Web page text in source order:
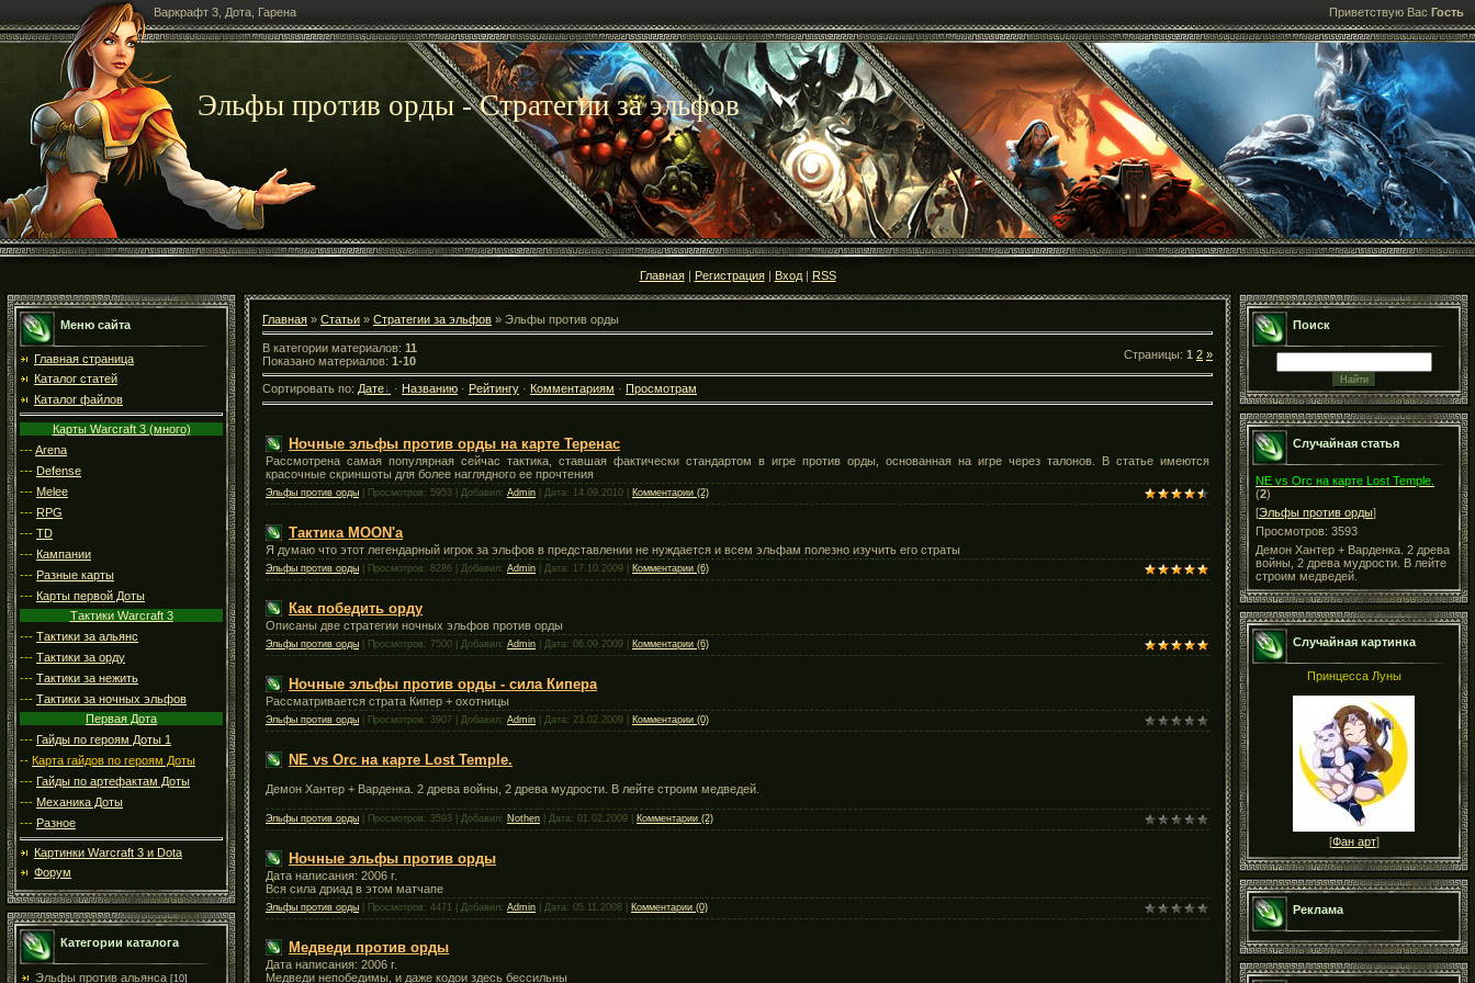
Варкрафт 3, Дота, Гарена Приветствую Вас Гость
Эльфы против орды - Стратегии за эльфов
Главная| Регистрация| Вход| RSS
Меню сайта
Главная страница
Каталог статей
Каталог файлов
Карты Warcraft 3 (много)
---Arena
--- Defense
--- Melee
--- RPG
--- TD
--- Кампании
--- Разные карты
--- Карты первой Доты
Тактики Warcraft 3
--- Тактики за альянс
--- Тактики за орду
--- Тактики за нежить
--- Тактики за ночных эльфов
Первая Дота
--- Гайды по героям Доты 1
-- Карта гайдов по героям Доты
--- Гайды по артефактам Доты
--- Механика Доты
--- Разное
Картинки Warcraft 3 и Dota
Форум
Категории каталога
Эльфы против альянса [10]
Главная » Статьи » Стратегии за эльфов » Эльфы против орды
В категории материалов: 11
Показано материалов: 1-10 Страницы: 1 2 »
Сортировать по: Дате · Названию · Рейтингу · Комментариям · Просмотрам
Ночные эльфы против орды на карте Теренас
Рассмотрена самая популярная сейчас тактика, ставшая фактически стандартом в игре против орды, основанная на игре через талонов. В статье имеются
красочные скриншоты для более наглядного ее прочтения
Эльфы против орды | Просмотров: 5953 | Добавил: Admin | Дата: 14.09.2010 Комментарии (2)
Тактика MOON'а
Я думаю что этот легендарный игрок за эльфов в представлении не нуждается и всем эльфам полезно изучить его страты
Эльфы против орды | Просмотров: 8286 | Добавил: Admin | Дата: 17.10.2009 Комментарии (6)
Как победить орду
Описаны две стратегии ночных эльфов против орды
Эльфы против орды | Просмотров: 7500 | Добавил: Admin | Дата: 06.09.2009 Комментарии (6)
Ночные эльфы против орды - сила Кипера
Рассматривается страта Кипер + охотницы
Эльфы против орды | Просмотров: 3907 | Добавил: Admin | Дата: 23.02.2009 Комментарии (0)
NE vs Orc на карте Lost Temple.
Демон Хантер + Варденка. 2 древа войны, 2 древа мудрости. В лейте строим медведей.
Эльфы против орды | Просмотров: 3593 | Добавил: Nothen | Дата: 01.02.2009 Комментарии (2)
Ночные эльфы против орды
Дата написания: 2006 г.
Вся сила дриад в этом матчапе
Эльфы против орды | Просмотров: 4471 | Добавил: Admin | Дата: 05.11.2008 Комментарии (0)
Медведи против орды
Дата написания: 2006 г.
Медведи непобедимы, и даже кодои здесь бессильны
Поиск
Случайная статья
NE vs Orc на карте Lost Temple.
(2)
[Эльфы против орды]
Просмотров: 3593
Демон Хантер + Варденка. 2 древа
войны, 2 древа мудрости. В лейте
строим медведей.
Случайная картинка
Принцесса Луны
[Фан арт]
Реклама